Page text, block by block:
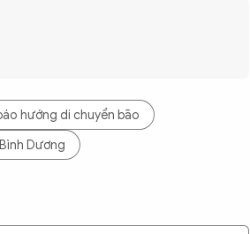
hướng di chuyển bão
Dương